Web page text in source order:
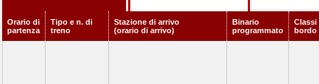
Orario di
partenza
Tipo e n. di
treno
Stazione di arrivo
(orario di arrivo)
Binario
programmato
Classi
bordo